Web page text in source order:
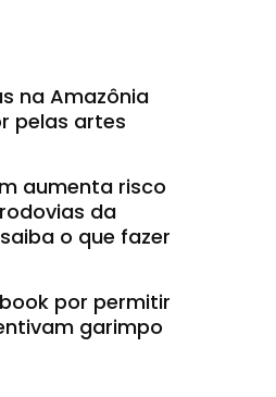
na Amazônia
pelas artes
aumenta risco
da
o que fazer
por permitir
garimpo